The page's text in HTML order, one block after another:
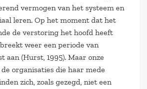
vermogen van het systeem en
leren. Op het moment dat het
de verstoring het hoofd heeft
weer een periode van
aan (Hurst, 1995). Maar onze
organisaties die haar mede
zich, zoals gezegd, niet een